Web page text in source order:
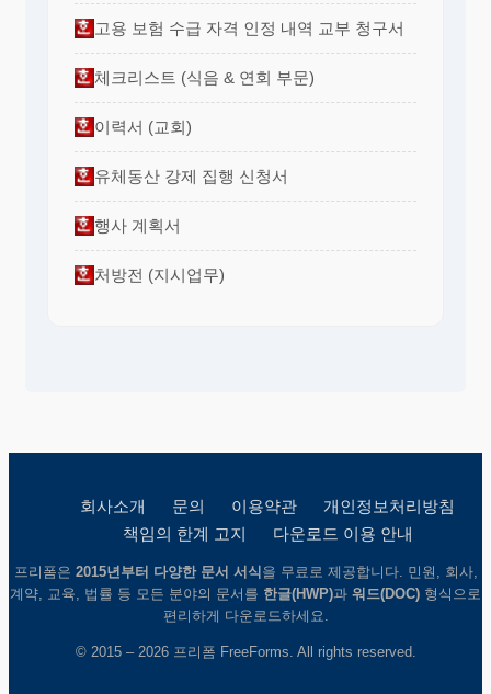
고용 보험 수급 자격 인정 내역 교부 청구서
체크리스트 (식음 & 연회 부문)
이력서 (교회)
유체동산 강제 집행 신청서
행사 계획서
처방전 (지시업무)
회사소개 문의 이용약관
개인정보처리방침
책임의 한계 고지
다운로드 이용 안내
프리폼은 2015년부터 다양한 문서 서식 을 무료로 제공합니다. 민원, 회사,
계약, 교육, 법률 등 모든 분야의 문서를 한글(HWP)과 워드(DOC) 형식으로
편리하게 다운로드하세요.
© 2015 – 2026 프리폼 FreeForms. All rights reserved.